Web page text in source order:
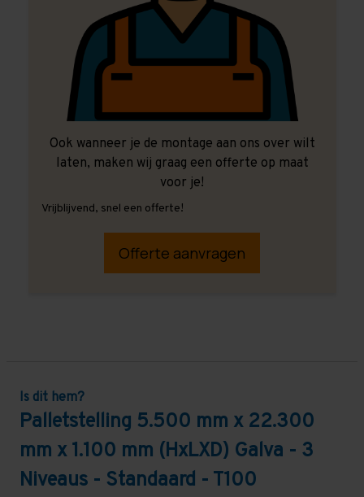
Ook wanneer je de montage aan ons over wilt
laten, maken wij graag een offerte op maat
voor je!
Vrijblijvend, snel een offerte!
Offerte aanvragen
Is dit hem?
Palletstelling 5.500 mm x 22.300
mm x 1.100 mm (HxLXD) Galva - 3
Niveaus - Standaard - T100